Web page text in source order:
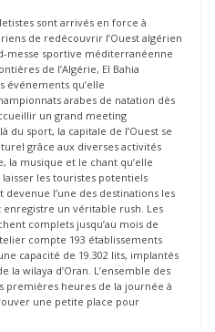
sont arrivés en force à
de redécouvrir l’Ouest algérien
messe sportive méditerranéenne
de l’Algérie, El Bahia
événements qu’elle
arabes de natation dès
un grand meeting
du sport, la capitale de l’Ouest se
grâce aux diverses activités
la musique et le chant qu’elle
les touristes potentiels
devenue l’une des destinations les
enregistre un véritable rush. Les
complets jusqu’au mois de
compte 193 établissements
capacité de 19.302 lits, implantés
la wilaya d’Oran. L’ensemble des
premières heures de la journée à
une petite place pour